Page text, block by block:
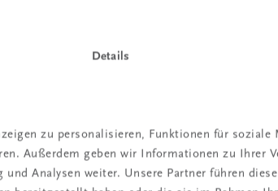
Details
zu personalisieren, Funktionen für soziale
Außerdem geben wir Informationen zu Ihrer
und Analysen weiter. Unsere Partner führen